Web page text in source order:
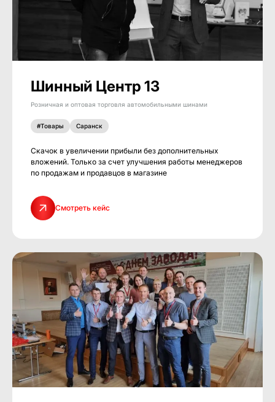
Шинный Центр 13
Розничная и оптовая торговля автомобильными шинами
#Товары Саранск
Скачок в увеличении прибыли без дополнительных
вложений. Только за счет улучшения работы менеджеров
по продажам и продавцов в магазине
Смотреть кейс